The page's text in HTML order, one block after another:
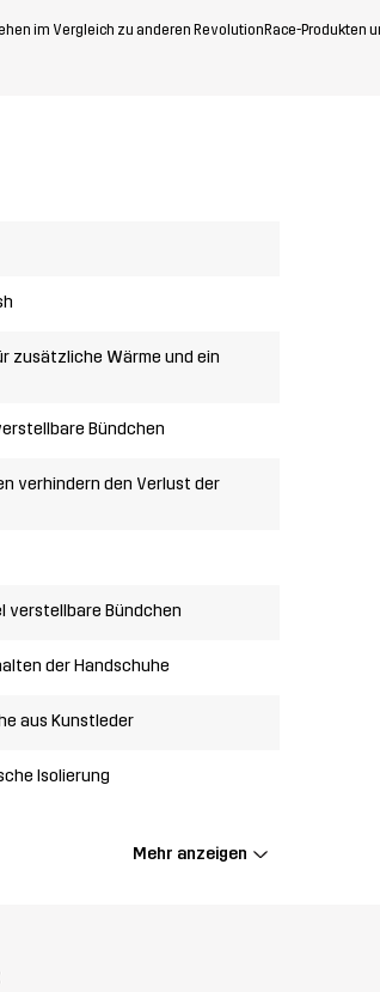
im Vergleich zu anderen RevolutionRace-
zusätzliche Wärme und ein
Bündchen
verhindern den Verlust der
verstellbare Bündchen
der Handschuhe
aus Kunstleder
Isolierung
Mehr anzeigen